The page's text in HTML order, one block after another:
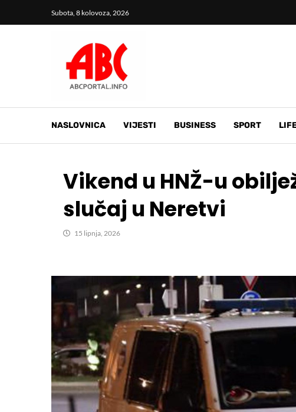
Subota, 8 kolovoza, 2026
NASLOVNICA VIJESTI BUSINESS SPORT
Vikend u HNŽ-u
slučaj u Neretvi
15 lipnja, 2026